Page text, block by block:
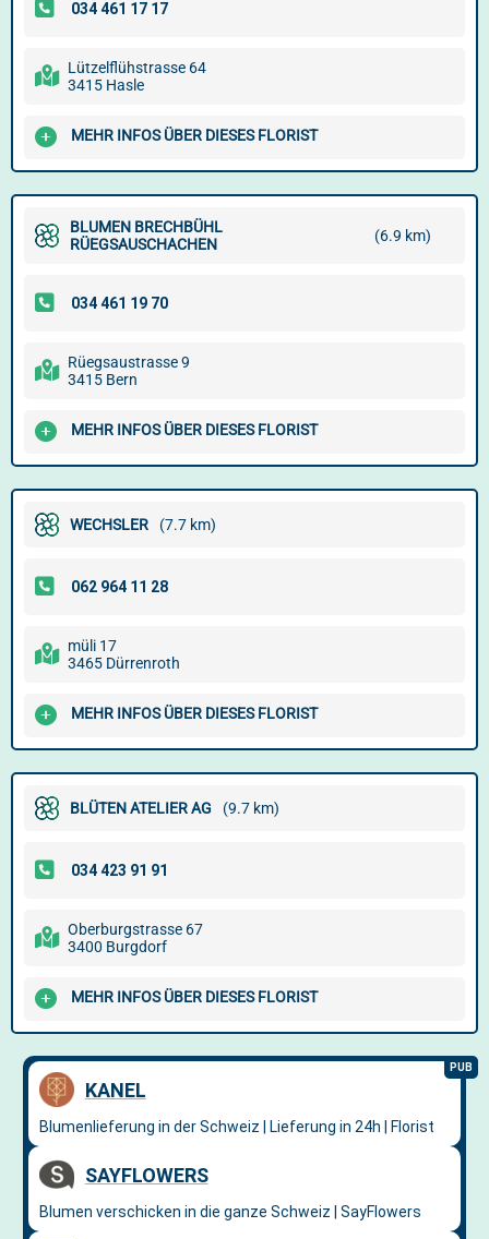
Lützelflühstrasse 64
3415 Hasle
MEHR INFOS ÜBER DIESES FLORIST
BLUMEN BRECHBÜHL
RÜEGSAUSCHACHEN
(6.9 km)
Rüegsaustrasse 9
3415 Bern
MEHR INFOS ÜBER DIESES FLORIST
WECHSLER (7.7 km)
müli 17
3465 Dürrenroth
MEHR INFOS ÜBER DIESES FLORIST
BLÜTEN ATELIER AG (9.7 km)
Oberburgstrasse 67
3400 Burgdorf
MEHR INFOS ÜBER DIESES FLORIST